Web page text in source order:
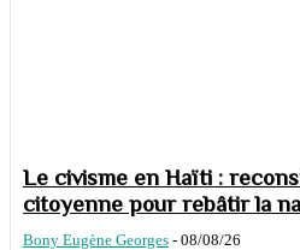
Le civisme en Haïti :
citoyenne pour rebâtir la
Bony Eugène Georges - 08/08/26